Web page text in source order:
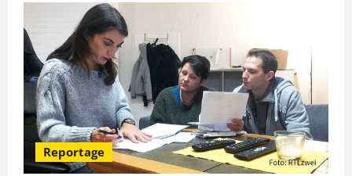
Inselgeschichten
mit
Judith
Rakers
ab
heute
im
NDR
Reportage